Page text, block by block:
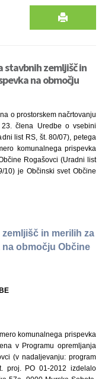
stavbnih zemljišč in
na območju
o prostorskem načrtovanju
člena Uredbe o vsebini
list RS, št. 80/07), petega
komunalnega prispevka
Rogašovci (Uradni list
10) je Občinski svet Občine
in merilih za
območju Občine
komunalnega prispevka
v Programu opremljanja
(v nadaljevanju: program
proj. PO 01-2012 izdelalo